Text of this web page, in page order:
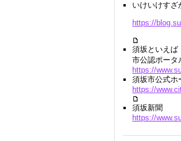
いけいけすざ
https://
須坂といえば
市公認ポータ
https://
須坂市公式ホ
https://
須坂新聞
https://